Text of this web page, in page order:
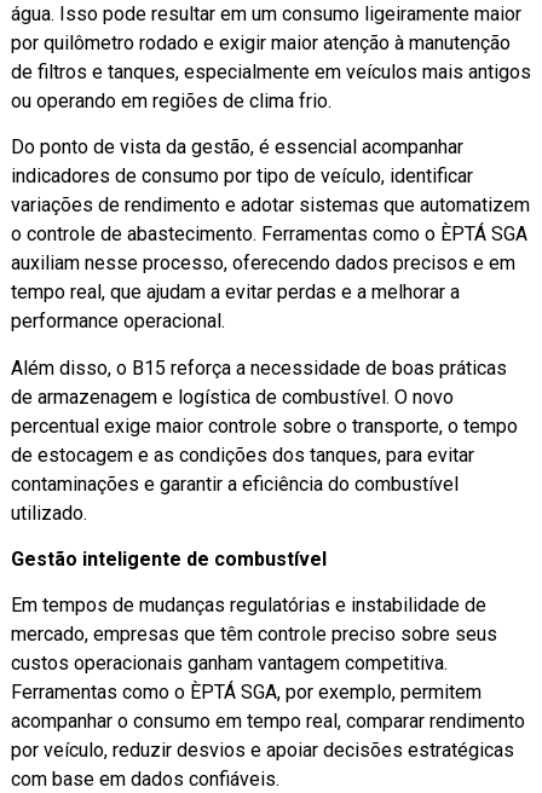
água. Isso pode resultar em um consumo ligeiramente maior
por quilômetro rodado e exigir maior atenção à manutenção
de filtros e tanques, especialmente em veículos mais antigos
ou operando em regiões de clima frio.
Do ponto de vista da gestão, é essencial acompanhar
indicadores de consumo por tipo de veículo, identificar
variações de rendimento e adotar sistemas que automatizem
o controle de abastecimento. Ferramentas como o ÈPTÁ SGA
auxiliam nesse processo, oferecendo dados precisos e em
tempo real, que ajudam a evitar perdas e a melhorar a
performance operacional.
Além disso, o B15 reforça a necessidade de boas práticas
de armazenagem e logística de combustível. O novo
percentual exige maior controle sobre o transporte, o tempo
de estocagem e as condições dos tanques, para evitar
contaminações e garantir a eficiência do combustível
utilizado.
Gestão inteligente de combustível
Em tempos de mudanças regulatórias e instabilidade de
mercado, empresas que têm controle preciso sobre seus
custos operacionais ganham vantagem competitiva.
Ferramentas como o ÈPTÁ SGA, por exemplo, permitem
acompanhar o consumo em tempo real, comparar rendimento
por veículo, reduzir desvios e apoiar decisões estratégicas
com base em dados confiáveis.